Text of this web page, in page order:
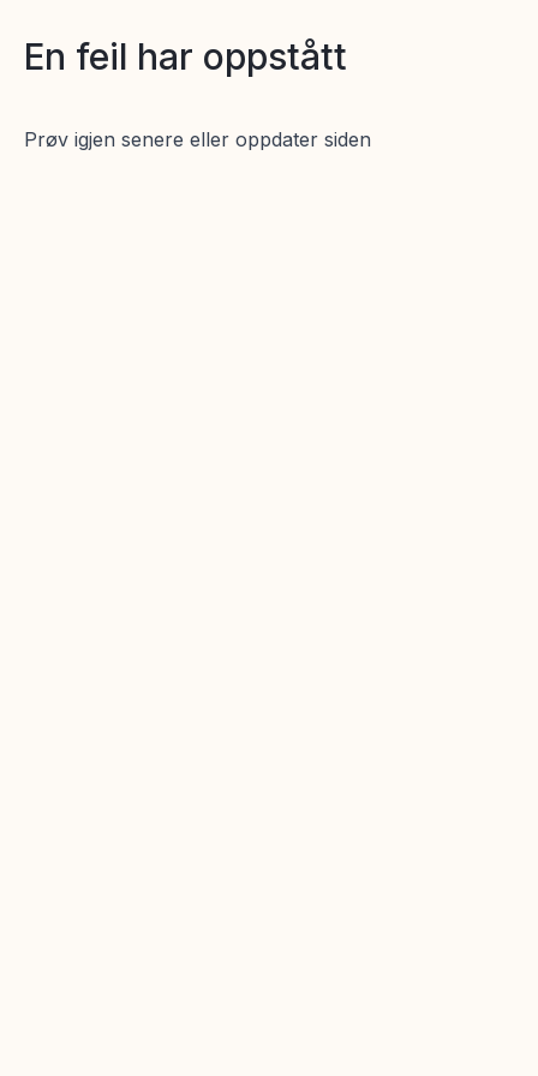
En feil har oppstått
Prøv igjen senere eller oppdater siden